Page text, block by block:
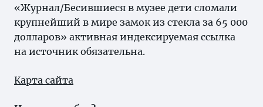
«Журнал/Бесившиеся в музее дети сломали
крупнейший в мире замок из стекла за 65 000
долларов» активная индексируемая ссылка
на источник обязательна.
Карта сайта